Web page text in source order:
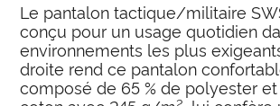
Le pantalon tactique/militaire
conçu pour un usage quotidien
environnements les plus
droite rend ce pantalon
composé de 65 % de polyester et
2